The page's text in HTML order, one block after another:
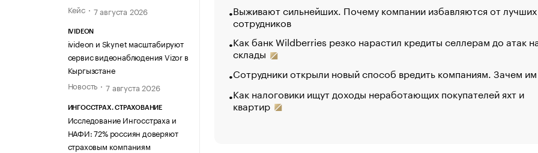
Кейс
7 августа 2026
IVIDEON
ivideon и Skynet масштабируют
сервис видеонаблюдения Vizor в
Кыргызстане
Новость
7 августа 2026
ИНГОССТРАХ. СТРАХОВАНИЕ
Исследование Ингосстраха и
НАФИ: 72% россиян доверяют
страховым компаниям
Выживают сильнейших. Почему компании избавляются от лучших
сотрудников
Как банк Wildberries резко нарастил кредиты селлерам до атак
склады
Сотрудники открыли новый способ вредить компаниям. Зачем
Как налоговики ищут доходы неработающих покупателей яхт и
квартир